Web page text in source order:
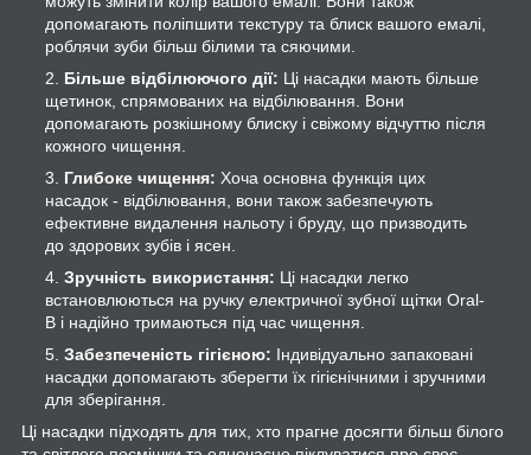
допомагають поліпшити текстуру та блиск вашого емалі,
роблячи зуби більш білими та сяючими.
Більше відбілюючого дії: Ці насадки мають більше
щетинок, спрямованих на відбілювання. Вони
допомагають розкішному блиску і свіжому відчуттю після
кожного чищення.
Глибоке чищення: Хоча основна функція цих
насадок - відбілювання, вони також забезпечують
ефективне видалення нальоту і бруду, що призводить
до здорових зубів і ясен.
Зручність використання: Ці насадки легко
встановлюються на ручку електричної зубної щітки Oral-
B і надійно тримаються під час чищення.
Забезпеченість гігієною: Індивідуально запаковані
насадки допомагають зберегти їх гігієнічними і зручними
для зберігання.
Ці насадки підходять для тих, хто прагне досягти більш білого